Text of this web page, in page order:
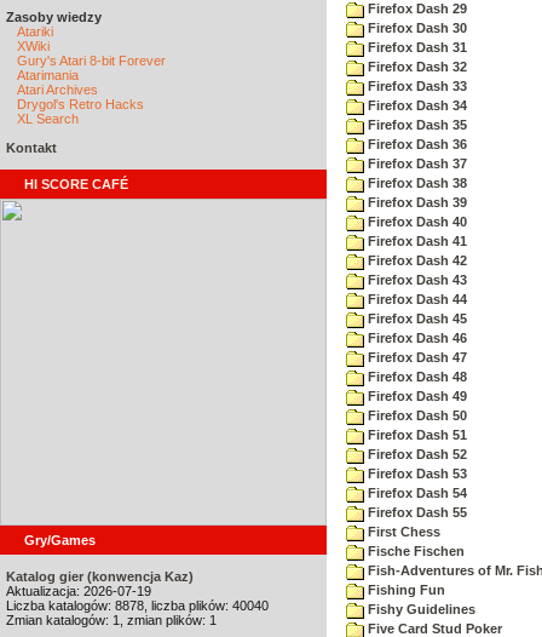
Zasoby wiedzy
Atariki
XWiki
Gury's Atari 8-bit Forever
Atarimania
Atari Archives
Drygol's Retro Hacks
XL Search
Kontakt
HI SCORE CAFÉ
Gry/Games
Katalog gier (konwencja Kaz)
Aktualizacja: 2026-07-19
Liczba katalogów: 8878, liczba plików: 40040
Zmian katalogów: 1, zmian plików: 1
Firefox Dash 29
Firefox Dash 30
Firefox Dash 31
Firefox Dash 32
Firefox Dash 33
Firefox Dash 34
Firefox Dash 35
Firefox Dash 36
Firefox Dash 37
Firefox Dash 38
Firefox Dash 39
Firefox Dash 40
Firefox Dash 41
Firefox Dash 42
Firefox Dash 43
Firefox Dash 44
Firefox Dash 45
Firefox Dash 46
Firefox Dash 47
Firefox Dash 48
Firefox Dash 49
Firefox Dash 50
Firefox Dash 51
Firefox Dash 52
Firefox Dash 53
Firefox Dash 54
Firefox Dash 55
First Chess
Fische Fischen
Fish-Adventures of Mr.
Fishing Fun
Fishy Guidelines
Five Card Stud Poker